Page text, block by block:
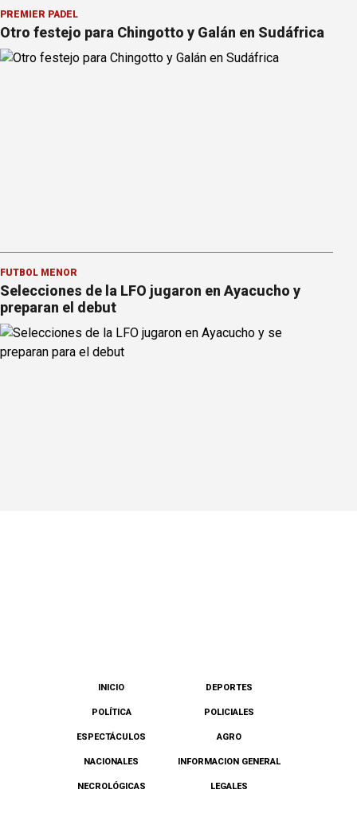
PREMIER PÁDEL
Otro festejo para Chingotto y Galán en Sudáfrica
FÚTBOL MENOR
Selecciones de la LFO jugaron en Ayacucho y
preparan el debut
INICIO DEPORTES
POLÍTICA POLICIALES
ESPECTÁCULOS AGRO
NACIONALES INFORMACION GENERAL
NECROLÓGICAS LEGALES